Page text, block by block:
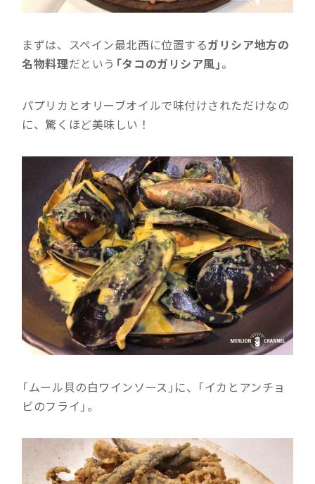
まずは、スペイン最北西に位置するガリシア地方の
名物料理だという 「タコのガリシア風」。
パプリカとオリーブオイルで味付けされただけなの
に、驚くほど美味しい！
「ムール貝の白ワインソース」に、「イカとアンチョ
ビのフライ」。